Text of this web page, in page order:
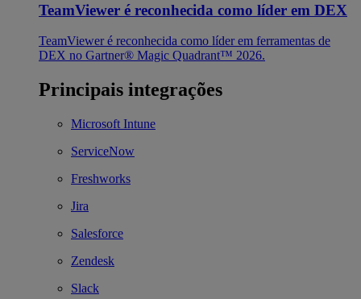
TeamViewer é reconhecida como líder em DEX
TeamViewer é reconhecida como líder em ferramentas de
DEX no Gartner® Magic Quadrant™ 2026.
Principais integrações
Microsoft Intune
ServiceNow
Freshworks
Jira
Salesforce
Zendesk
Slack